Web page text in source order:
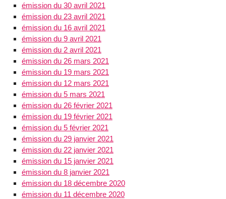
émission du 30 avril 2021
émission du 23 avril 2021
émission du 16 avril 2021
émission du 9 avril 2021
émission du 2 avril 2021
émission du 26 mars 2021
émission du 19 mars 2021
émission du 12 mars 2021
émission du 5 mars 2021
émission du 26 février 2021
émission du 19 février 2021
émission du 5 février 2021
émission du 29 janvier 2021
émission du 22 janvier 2021
émission du 15 janvier 2021
émission du 8 janvier 2021
émission du 18 décembre 2020
émission du 11 décembre 2020